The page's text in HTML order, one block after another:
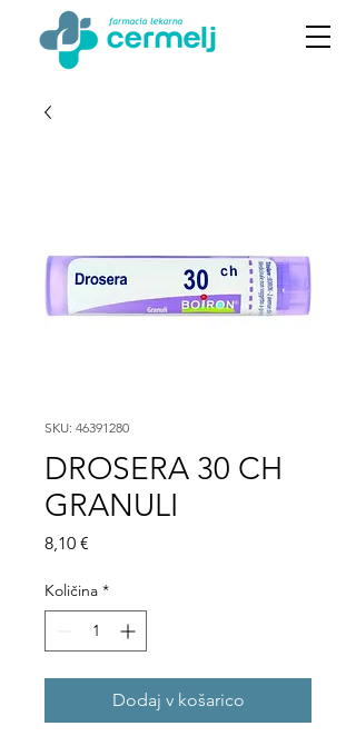
SKU: 46391280
DROSERA 30 CH
GRANULI
8,10 €
Količina *
Dodaj v košarico